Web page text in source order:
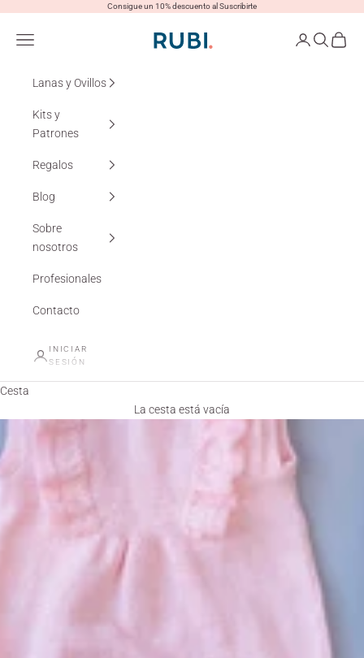
Consigue un 10% descuento al Suscribirte
Lanas Rubí
Menú Iniciar sesión
Buscar
Cesta
Lanas y Ovillos
Kits y
Patrones
Regalos
Blog
Sobre
nosotros
Profesionales
Contacto
INICIAR
SESIÓN
Cesta
La cesta está vacía